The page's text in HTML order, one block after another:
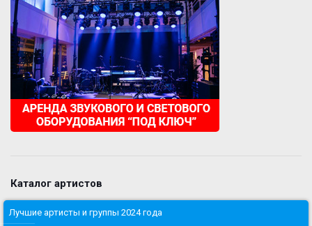
Каталог артистов
Лучшие артисты и группы 2024 года